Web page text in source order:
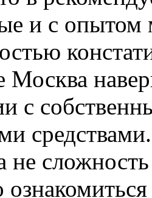
и с опытом
Москва
с
не